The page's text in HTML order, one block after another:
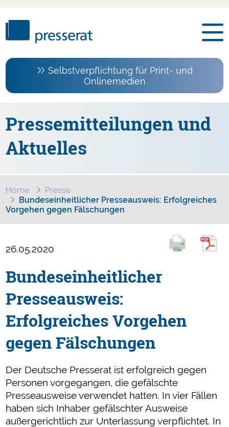
Selbstverpflichtung für Print- und
Onlinemedien
Pressemitteilungen und
Aktuelles
Home
Presse
Bundeseinheitlicher Presseausweis: Erfolgreiches
Vorgehen gegen Fälschungen
26.05.2020
Bundeseinheitlicher
Presseausweis:
Erfolgreiches Vorgehen
gegen Fälschungen
Der Deutsche Presserat ist erfolgreich gegen
Personen vorgegangen, die gefälschte
Presseausweise verwendet hatten. In vier Fällen
haben sich Inhaber gefälschter Ausweise
außergerichtlich zur Unterlassung verpflichtet. In